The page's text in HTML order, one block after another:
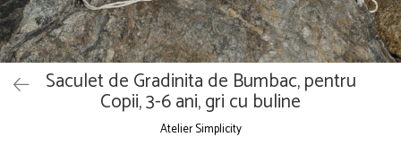
Saculet de Gradinita de Bumbac, pentru
Copii, 3-6 ani, gri cu buline
Atelier Simplicity